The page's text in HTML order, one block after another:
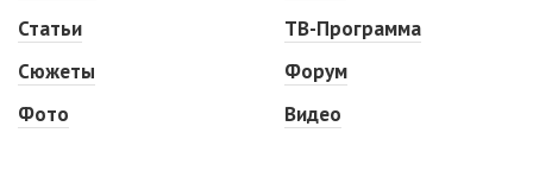
Статьи
Сюжеты
Фото
ТВ-Программа
Форум
Видео